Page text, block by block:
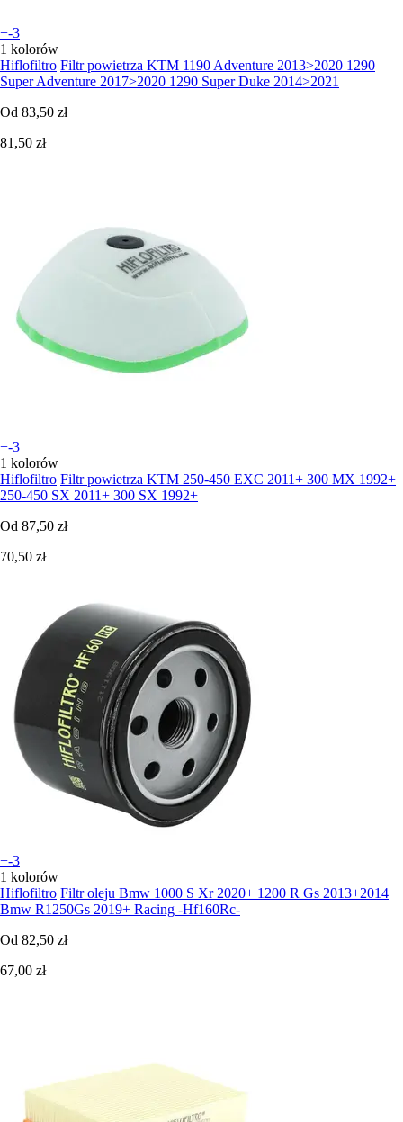
+-3
1 kolorów
Hiflofiltro Filtr powietrza KTM 1190 Adventure 2013>2020 1290
Super Adventure 2017>2020 1290 Super Duke 2014>2021
Od 83,50 zł
81,50 zł
+-3
1 kolorów
Hiflofiltro Filtr powietrza KTM 250-450 EXC 2011+ 300 MX 1992+
250-450 SX 2011+ 300 SX 1992+
Od 87,50 zł
70,50 zł
+-3
1 kolorów
Hiflofiltro Filtr oleju Bmw 1000 S Xr 2020+ 1200 R Gs 2013+2014
Bmw R1250Gs 2019+ Racing -Hf160Rc-
Od 82,50 zł
67,00 zł